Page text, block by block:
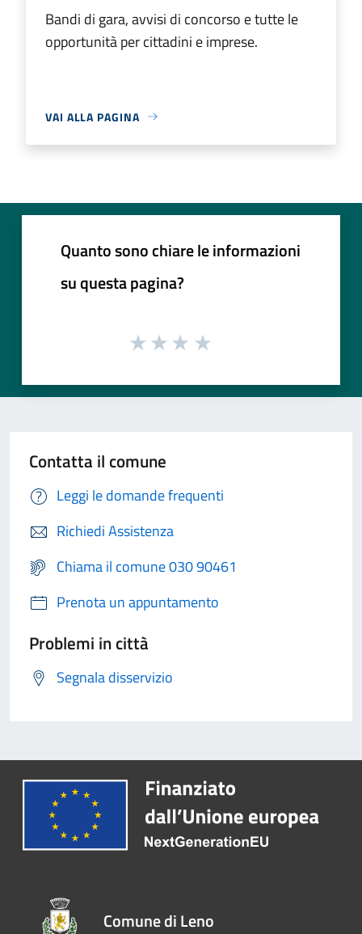
Bandi di gara, avvisi di concorso e tutte le
opportunità per cittadini e imprese.
VAI ALLA PAGINA
Quanto sono chiare le informazioni
su questa pagina?
Contatta il comune
Leggi le domande frequenti
Richiedi Assistenza
Chiama il comune 030 90461
Prenota un appuntamento
Problemi in città
Segnala disservizio
Comune di Leno